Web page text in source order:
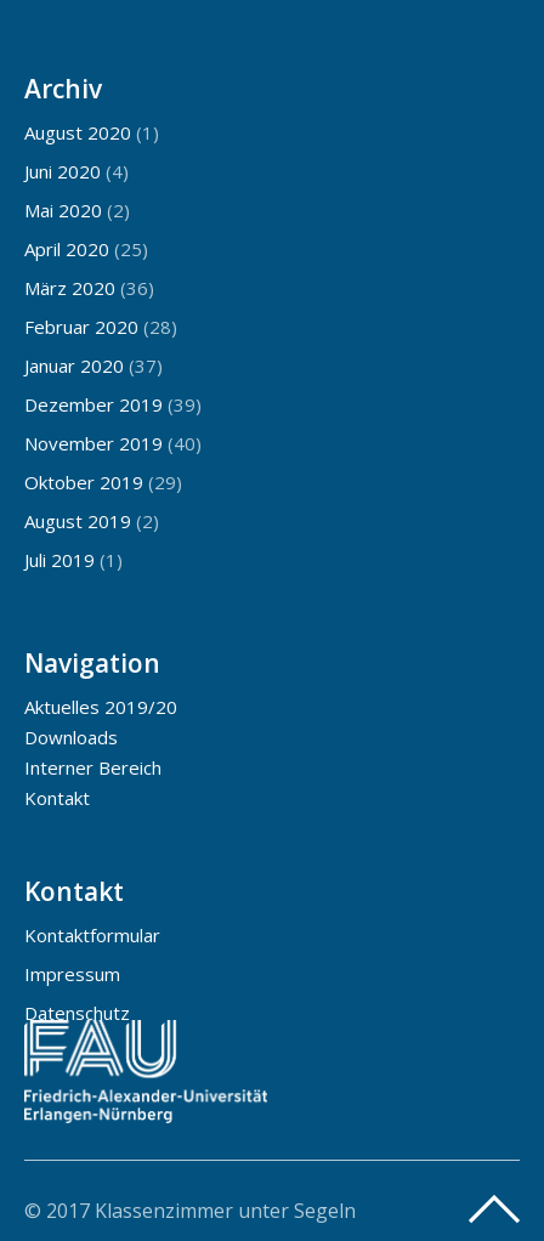
Archiv
August 2020 (1)
Juni 2020 (4)
Mai 2020 (2)
April 2020 (25)
März 2020 (36)
Februar 2020 (28)
Januar 2020 (37)
Dezember 2019 (39)
November 2019 (40)
Oktober 2019 (29)
August 2019 (2)
Juli 2019 (1)
Navigation
Aktuelles 2019/20
Downloads
Interner Bereich
Kontakt
Kontakt
Kontaktformular
Impressum
Datenschutz
© 2017 Klassenzimmer unter Segeln